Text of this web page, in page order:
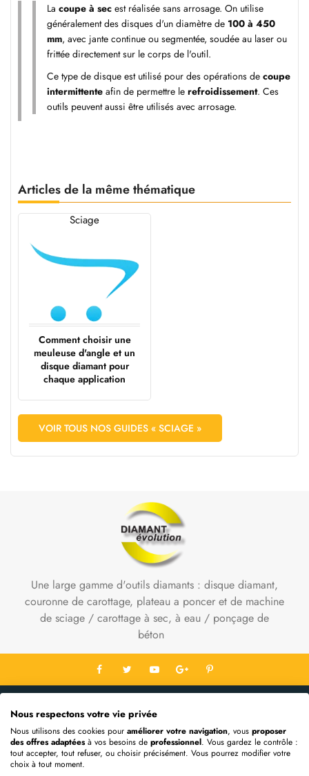
La coupe à sec est réalisée sans arrosage. On utilise
généralement des disques d'un diamètre de 100 à 450
mm, avec jante continue ou segmentée, soudée au laser ou
frittée directement sur le corps de l'outil.
Ce type de disque est utilisé pour des opérations de coupe
intermittente afin de permettre le refroidissement. Ces
outils peuvent aussi être utilisés avec arrosage.
Articles de la même thématique
Sciage
Comment choisir une
meuleuse d'angle et un
disque diamant pour
chaque application
VOIR TOUS NOS GUIDES « SCIAGE »
Une large gamme d'outils diamants : disque diamant,
couronne de carottage, plateau a poncer et de machine
de sciage / carottage à sec, à eau / ponçage de
béton
Informations
Mon Compte
Nous respectons votre vie privée
Nous utilisons des cookies pour améliorer votre navigation, vous proposer
des offres adaptéesà vos besoins de professionnel. Vous gardez le contrôle :
tout accepter, tout refuser, ou choisir précisément. Vous pourrez modifier votre
choix à tout moment.